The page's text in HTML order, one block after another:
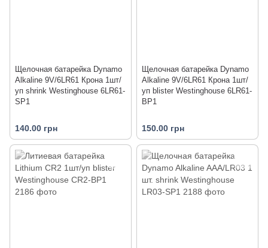
Щелочная батарейка Dynamo
Alkaline 9V/6LR61 Крона 1шт/
уп shrink Westinghouse 6LR61-
SP1
140.00 грн
Щелочная батарейка Dynamo
Alkaline 9V/6LR61 Крона 1шт/
уп blister Westinghouse 6LR61-
BP1
150.00 грн